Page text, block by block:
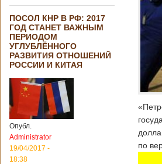
ПОСОЛ КНР В РФ: 2017
ГОД СТАНЕТ ВАЖНЫМ
ПЕРИОДОМ
УГЛУБЛЁННОГО
РАЗВИТИЯ ОТНОШЕНИЙ
РОССИИ И КИТАЯ
Опубл.
Administrator
19/04/2017 -
18:38
по